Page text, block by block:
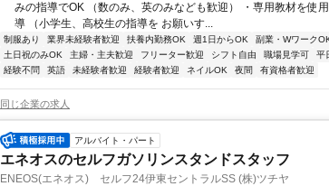
みの指導でOK （数のみ、英のみなども歓迎） ・専用教材を使
導 （小学生、高校生の指導を お願いす...
制服あり 業界未経験者歓迎 扶養内勤務OK 週1日からOK 副業・Wワーク
土日祝のみOK
主婦・主夫歓迎 フリーター歓迎 シフト自由 職場見学可 平
経験不問
英語 未経験者歓迎 経験者歓迎 ネイルOK 夜間 有資格者歓迎
同じ企業の求人
アルバイト・パート
エネオスのセルフガソリンスタンドスタッフ
ENEOS(エネオス) セルフ24伊東セントラルSS (株)ツチヤ